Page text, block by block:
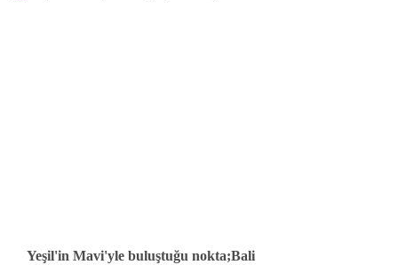
Yeşil'in Mavi'yle buluştuğu nokta;Bali